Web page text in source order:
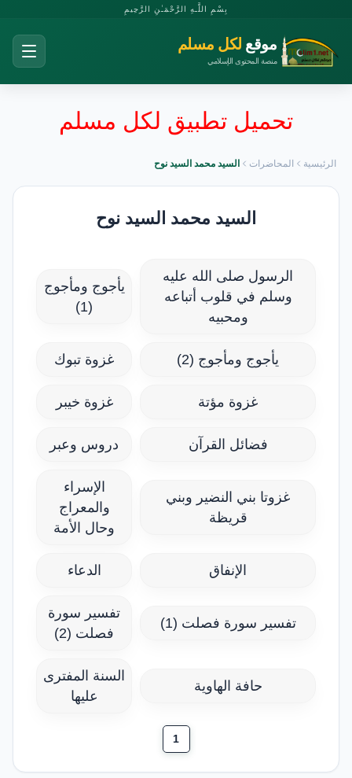
بِسْمِ اللَّـهِ الرَّحْمَـٰنِ الرَّحِيمِ
موقع لكل مسلم
منصة المحتوى الإسلامي
تحميل تطبيق لكل مسلم
الرئيسية المحاضرات السيد محمد السيد نوح
السيد محمد السيد نوح
الرسول صلى الله عليه
وسلم في قلوب أتباعه
ومحبيه
يأجوج ومأجوج
(1)
يأجوج ومأجوج (2) غزوة تبوك
غزوة مؤتة غزوة خيبر
فضائل القرآن دروس وعبر
غزوتا بني النضير وبني
قريظة
الإسراء
والمعراج
وحال الأمة
الإنفاق الدعاء
تفسير سورة فصلت (1)
تفسير سورة
فصلت (2)
حافة الهاوية
السنة المفترى
عليها
1